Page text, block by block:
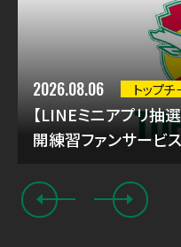
2026.08.06 トップチ
【LINEミニアプリ抽
開練習ファンサービ